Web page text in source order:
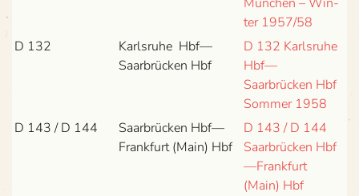
ter 1957/58
D 132
Karls­ruhe Hbf—
Saar­brü­cken Hbf
D 132 Karls­ruhe
Hbf—
Saarbrücken Hbf
Som­mer 1958
D 143 / D 144
Saar­brü­cken Hbf—
Frankfurt (Main) Hbf
D 143 / D 144
Saar­brü­cken Hbf
—Frankfurt
(Main) Hbf